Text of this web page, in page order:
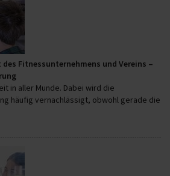
Fitnessunternehmens und Vereins –
in aller Munde. Dabei wird die
häufig vernachlässigt, obwohl gerade die